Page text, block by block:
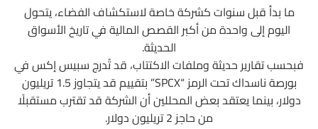
ما بدأ قبل سنوات كشركة خاصة لاستكشاف الفضاء، يتحول
اليوم إلى واحدة من أكبر القصص المالية في تاريخ الأسواق
الحديثة.
فبحسب تقارير حديثة وملفات الاكتتاب، قد تُدرج سبيس إكس في
بورصة ناسداك تحت الرمز “SPCX” بتقييم قد يتجاوز 1.5 تريليون
دولار، بينما يعتقد بعض المحللين أن الشركة قد تقترب مستقبلًا
من حاجز 2 تريليون دولار.